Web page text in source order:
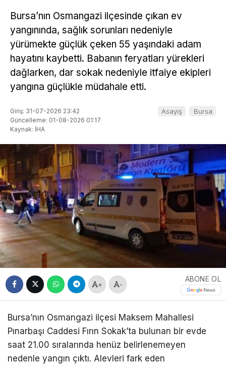
Bursa’nın Osmangazi ilçesinde çıkan ev
yangınında, sağlık sorunları nedeniyle
yürümekte güçlük çeken 55 yaşındaki adam
hayatını kaybetti. Babanın feryatları yürekleri
dağlarken, dar sokak nedeniyle itfaiye ekipleri
yangına güçlükle müdahale etti.
Giriş: 31-07-2026 23:42
Güncelleme: 01-08-2026 01:17
Kaynak: İHA
Asayiş Bursa
+ -
ABONE OL
Bursa’nın Osmangazi ilçesi Maksem Mahallesi
Pınarbaşı Caddesi Fırın Sokak’ta bulunan bir evde
saat 21.00 sıralarında henüz belirlenemeyen
nedenle yangın çıktı. Alevleri fark eden